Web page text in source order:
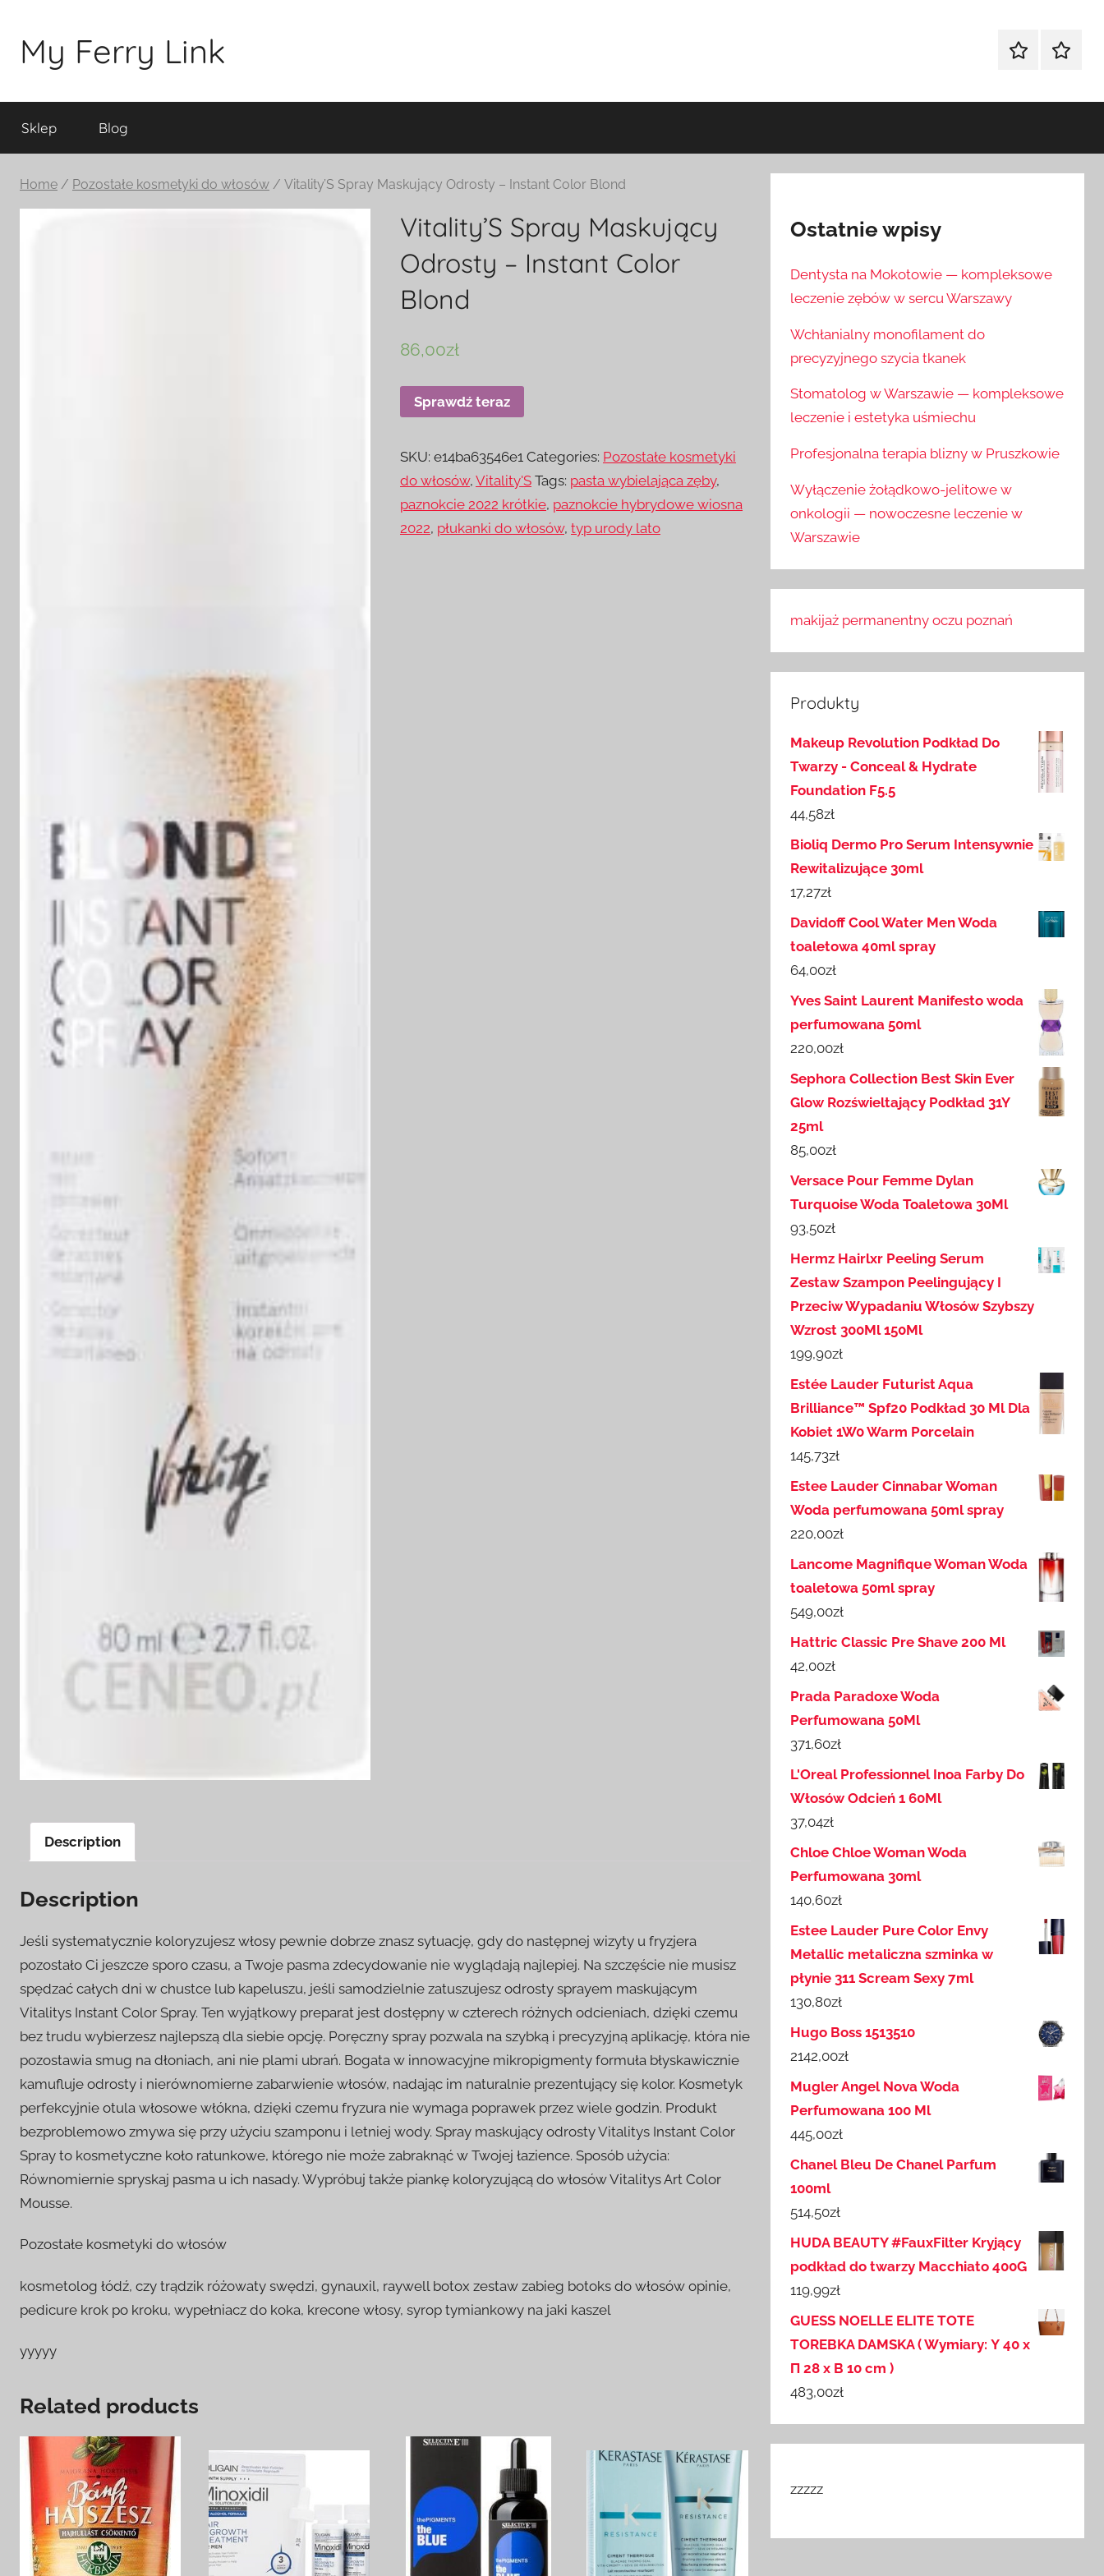
treściMy Ferry Link Sklep Blog
Sklep Blog
Home / Pozostałe kosmetyki do włosów / Vitality’S Spray Maskujący Odrosty – Instant Color Blond
Vitality’S Spray Maskujący
Odrosty – Instant Color
Blond
86,00zł
Sprawdź teraz
SKU:e14ba63546e1 Categories: Pozostałe kosmetyki
do włosów,Vitality'S Tags: pasta wybielająca zęby,
paznokcie 2022 krótkie, paznokcie hybrydowe wiosna
2022, płukanki do włosów,typ urody lato
Description
Description
Jeśli systematycznie koloryzujesz włosy pewnie dobrze znasz sytuację, gdy do następnej wizyty u fryzjera
pozostało Ci jeszcze sporo czasu, a Twoje pasma zdecydowanie nie wyglądają najlepiej. Na szczęście nie musisz
spędzać całych dni w chustce lub kapeluszu, jeśli samodzielnie zatuszujesz odrosty sprayem maskującym
Vitalitys Instant Color Spray. Ten wyjątkowy preparat jest dostępny w czterech różnych odcieniach, dzięki czemu
bez trudu wybierzesz najlepszą dla siebie opcję. Poręczny spray pozwala na szybką i precyzyjną aplikację, która nie
pozostawia smug na dłoniach, ani nie plami ubrań. Bogata w innowacyjne mikropigmenty formuła błyskawicznie
kamufluje odrosty i nierównomierne zabarwienie włosów, nadając im naturalnie prezentujący się kolor. Kosmetyk
perfekcyjnie otula włosowe włókna, dzięki czemu fryzura nie wymaga poprawek przez wiele godzin. Produkt
bezproblemowo zmywa się przy użyciu szamponu i letniej wody. Spray maskujący odrosty Vitalitys Instant Color
Spray to kosmetyczne koło ratunkowe, którego nie może zabraknąć w Twojej łazience. Sposób użycia:
Równomiernie spryskaj pasma u ich nasady. Wypróbuj także piankę koloryzującą do włosów Vitalitys Art Color
Mousse.
Pozostałe kosmetyki do włosów
kosmetolog łódź, czy trądzik różowaty swędzi, gynauxil, raywell botox zestaw zabieg botoks do włosów opinie,
pedicure krok po kroku, wypełniacz do koka, krecone włosy, syrop tymiankowy na jaki kaszel
yyyyy
Related products
Ostatnie wpisy
Dentysta na Mokotowie — kompleksowe
leczenie zębów w sercu Warszawy
Wchłanialny monofilament do
precyzyjnego szycia tkanek
Stomatolog w Warszawie — kompleksowe
leczenie i estetyka uśmiechu
Profesjonalna terapia blizny w Pruszkowie
Wyłączenie żołądkowo-jelitowe w
onkologii — nowoczesne leczenie w
Warszawie
makijaż permanentny oczu poznań
Produkty
Makeup Revolution Podkład Do
Twarzy - Conceal & Hydrate
Foundation F5.5
44,58zł
Bioliq Dermo Pro Serum Intensywnie
Rewitalizujące 30ml
17,27zł
Davidoff Cool Water Men Woda
toaletowa 40ml spray
64,00zł
Yves Saint Laurent Manifesto woda
perfumowana 50ml
220,00zł
Sephora Collection Best Skin Ever
Glow Rozświeltający Podkład 31Y
25ml
85,00zł
Versace Pour Femme Dylan
Turquoise Woda Toaletowa 30Ml
93,50zł
Hermz Hairlxr Peeling Serum
Zestaw Szampon Peelingujący I
Przeciw Wypadaniu Włosów Szybszy
Wzrost 300Ml 150Ml
199,90zł
Estée Lauder Futurist Aqua
Brilliance™ Spf20 Podkład 30 Ml Dla
Kobiet 1W0 Warm Porcelain
145,73zł
Estee Lauder Cinnabar Woman
Woda perfumowana 50ml spray
220,00zł
Lancome Magnifique Woman Woda
toaletowa 50ml spray
549,00zł
Hattric Classic Pre Shave 200 Ml
42,00zł
Prada Paradoxe Woda
Perfumowana 50Ml
371,60zł
L'Oreal Professionnel Inoa Farby Do
Włosów Odcień 1 60Ml
37,04zł
Chloe Chloe Woman Woda
Perfumowana 30ml
140,60zł
Estee Lauder Pure Color Envy
Metallic metaliczna szminka w
płynie 311 Scream Sexy 7ml
130,80zł
Hugo Boss 1513510
2142,00zł
Mugler Angel Nova Woda
Perfumowana 100 Ml
445,00zł
Chanel Bleu De Chanel Parfum
100ml
514,50zł
HUDA BEAUTY #FauxFilter Kryjący
podkład do twarzy Macchiato 400G
119,99zł
GUESS NOELLE ELITE TOTE
TOREBKA DAMSKA ( Wymiary: Υ 40 x
Π 28 x B 10 cm )
483,00zł
zzzzz